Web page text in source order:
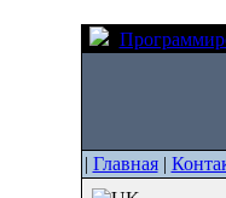
| Главная|